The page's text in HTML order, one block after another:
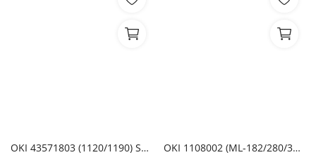
OKI 43571803 (1120/1190) SERIT
OKI 1108002 (ML-182/280/320/321/3320/3321) ŞERIT